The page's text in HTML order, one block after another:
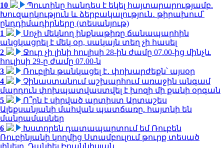
10
Պուտինը հանդես է եկել հայտարարությամբ.
Խուզարկություն և ձերբակալություն․ թիրախում՝
ընդդիմադիրները (տեսանյութ)
1
Սոչի մեկնող ինքնաթիռը ճանապարհին
անցկացրել է մեկ օր, սակայն տեղ չի հասել
2
Ջուր չի լինի հուլիսի 28-ին ժամը 07.00-ից մինչև
հուլիսի 29-ը ժամը 07.00-ն
3
Ռուբլին թանկացել է․ փոխարժեքն՝ այսօր
4
Չինաստանում աշխարհում առաջին անգամ
մարդուն փոխպատվաստվել է խոզի մի քանի օրգան
5
Ո՞րն է սիրված արտիստ Արտաշես
Ալեքսանյանի մահվան պատճառը. հայտնի են
մանրամասներ
6
Խստորեն դատապարտում եմ Ռուբեն
Ռուբինյանի կողմից Ստամբուլում թուրք տեսած
լինելը. Դանիել Իոաննիսյան